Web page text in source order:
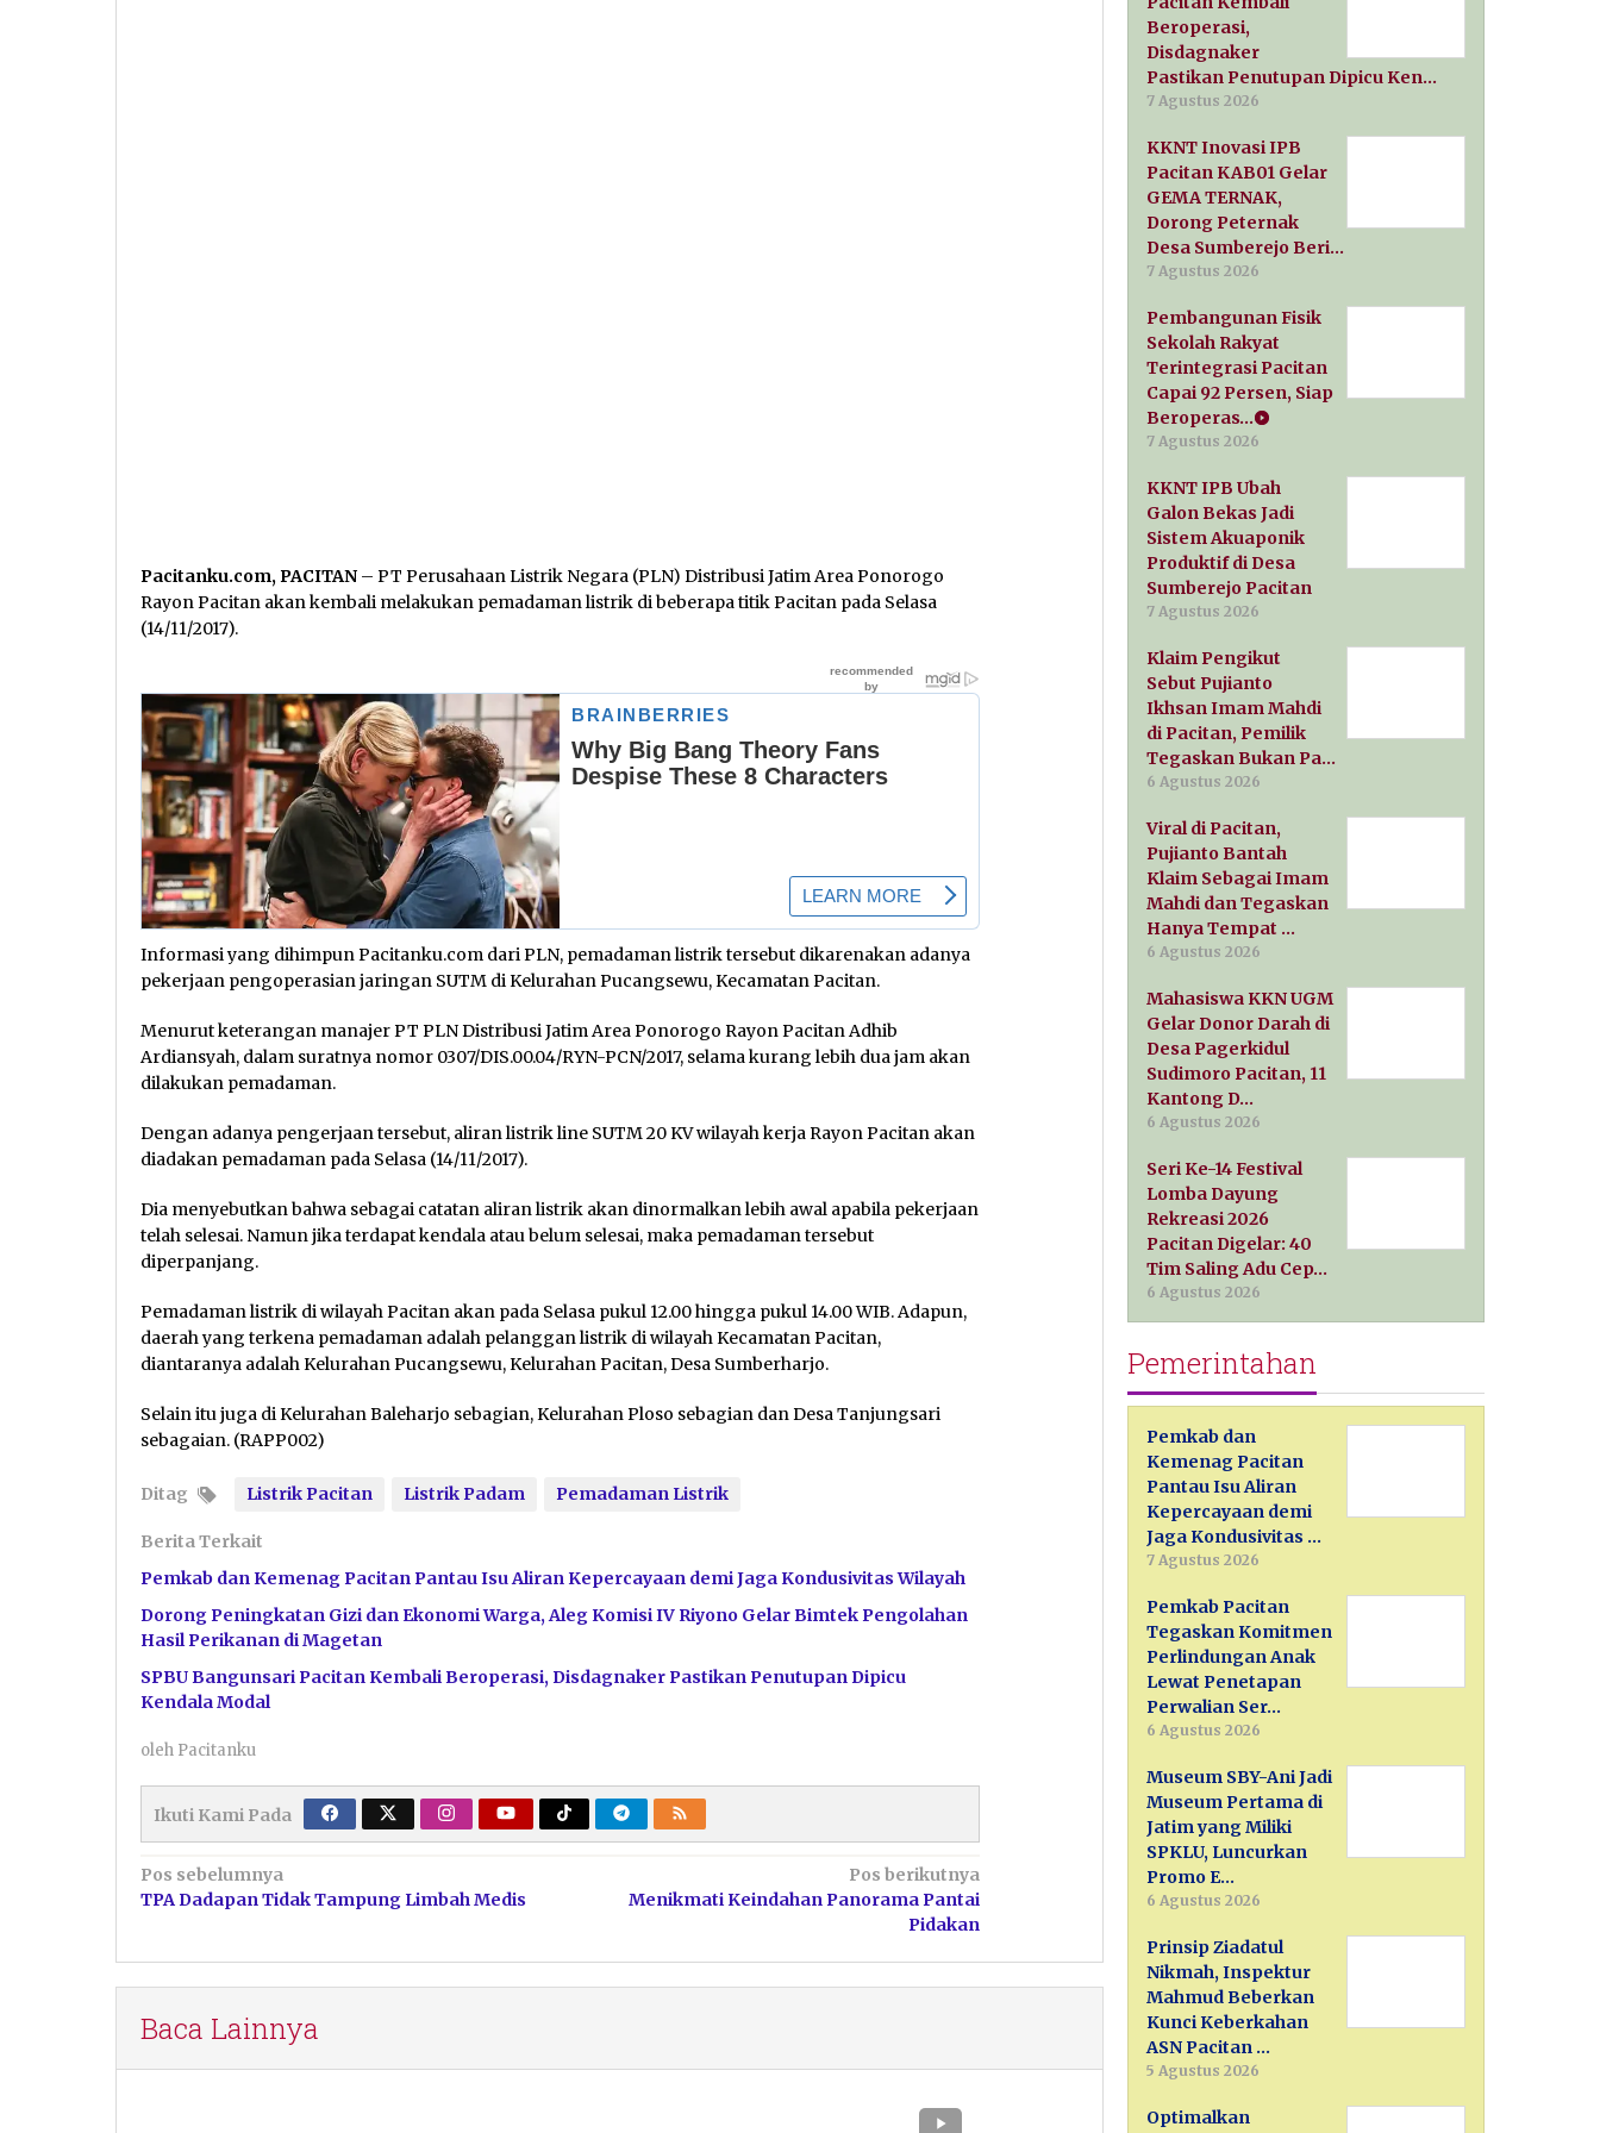
Pacitanku.com, PACITAN – PT Perusahaan Listrik Negara (PLN) Distribusi Jatim Area Ponorogo
Rayon Pacitan akan kembali melakukan pemadaman listrik di beberapa titik Pacitan pada Selasa
(14/11/2017).
Informasi yang dihimpun Pacitanku.com dari PLN, pemadaman listrik tersebut dikarenakan adanya
pekerjaan pengoperasian jaringan SUTM di Kelurahan Pucangsewu, Kecamatan Pacitan.
Menurut keterangan manajer PT PLN Distribusi Jatim Area Ponorogo Rayon Pacitan Adhib
Ardiansyah, dalam suratnya nomor 0307/DIS.00.04/RYN-PCN/2017, selama kurang lebih dua jam akan
dilakukan pemadaman.
Dengan adanya pengerjaan tersebut, aliran listrik line SUTM 20 KV wilayah kerja Rayon Pacitan akan
diadakan pemadaman pada Selasa (14/11/2017).
Dia menyebutkan bahwa sebagai catatan aliran listrik akan dinormalkan lebih awal apabila pekerjaan
telah selesai. Namun jika terdapat kendala atau belum selesai, maka pemadaman tersebut
diperpanjang.
Pemadaman listrik di wilayah Pacitan akan pada Selasa pukul 12.00 hingga pukul 14.00 WIB. Adapun,
daerah yang terkena pemadaman adalah pelanggan listrik di wilayah Kecamatan Pacitan,
diantaranya adalah Kelurahan Pucangsewu, Kelurahan Pacitan, Desa Sumberharjo.
Selain itu juga di Kelurahan Baleharjo sebagian, Kelurahan Ploso sebagian dan Desa Tanjungsari
sebagaian. (RAPP002)
Ditag Listrik Pacitan Listrik Padam Pemadaman Listrik
Berita Terkait
Pemkab dan Kemenag Pacitan Pantau Isu Aliran Kepercayaan demi Jaga Kondusivitas Wilayah
Dorong Peningkatan Gizi dan Ekonomi Warga, Aleg Komisi IV Riyono Gelar Bimtek Pengolahan
Hasil Perikanan di Magetan
SPBU Bangunsari Pacitan Kembali Beroperasi, Disdagnaker Pastikan Penutupan Dipicu
Kendala Modal
oleh Pacitanku
Ikuti Kami Pada
Navigasi
pos
Pos sebelumnya
TPA Dadapan Tidak Tampung Limbah Medis
Pos berikutnya
Menikmati Keindahan Panorama Pantai
Pidakan
Baca Lainnya
Beroperasi,
Disdagnaker
Pastikan Penutupan Dipicu Ken…
7 Agustus 2026
KKNT Inovasi IPB
Pacitan KAB01 Gelar
GEMA TERNAK,
Dorong Peternak
Desa Sumberejo Beri…
7 Agustus 2026
Pembangunan Fisik
Sekolah Rakyat
Terintegrasi Pacitan
Capai 92 Persen, Siap
Beroperas…
7 Agustus 2026
KKNT IPB Ubah
Galon Bekas Jadi
Sistem Akuaponik
Produktif di Desa
Sumberejo Pacitan
7 Agustus 2026
Klaim Pengikut
Sebut Pujianto
Ikhsan Imam Mahdi
di Pacitan, Pemilik
Tegaskan Bukan Pa…
6 Agustus 2026
Viral di Pacitan,
Pujianto Bantah
Klaim Sebagai Imam
Mahdi dan Tegaskan
Hanya Tempat …
6 Agustus 2026
Mahasiswa KKN UGM
Gelar Donor Darah di
Desa Pagerkidul
Sudimoro Pacitan, 11
Kantong D…
6 Agustus 2026
Seri Ke-14 Festival
Lomba Dayung
Rekreasi 2026
Pacitan Digelar: 40
Tim Saling Adu Cep…
6 Agustus 2026
Pemerintahan
Pemkab dan
Kemenag Pacitan
Pantau Isu Aliran
Kepercayaan demi
Jaga Kondusivitas …
7 Agustus 2026
Pemkab Pacitan
Tegaskan Komitmen
Perlindungan Anak
Lewat Penetapan
Perwalian Ser…
6 Agustus 2026
Museum SBY-Ani Jadi
Museum Pertama di
Jatim yang Miliki
SPKLU, Luncurkan
Promo E…
6 Agustus 2026
Prinsip Ziadatul
Nikmah, Inspektur
Mahmud Beberkan
Kunci Keberkahan
ASN Pacitan …
5 Agustus 2026
Optimalkan